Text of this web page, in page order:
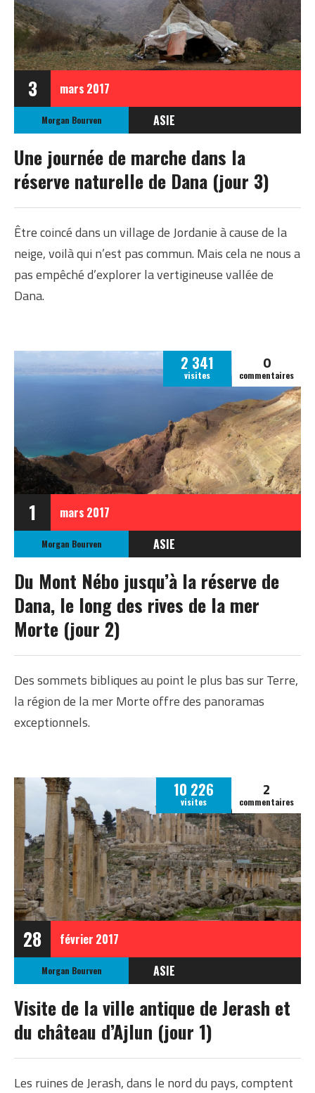
3 mars 2017
Morgan Bourven
ASIE
JORDANIE
Une journée de marche dans la
réserve naturelle de Dana (jour 3)
Être coincé dans un village de Jordanie à cause de la
neige, voilà qui n’est pas commun. Mais cela ne nous a
pas empêché d’explorer la vertigineuse vallée de
Dana.
1 mars 2017
2 341
visites
0
commentaires
Morgan Bourven
ASIE
JORDANIE
Du Mont Nébo jusqu’à la réserve de
Dana, le long des rives de la mer
Morte (jour 2)
Des sommets bibliques au point le plus bas sur Terre,
la région de la mer Morte offre des panoramas
exceptionnels.
28 février 2017
10 226
visites
2
commentaires
Morgan Bourven
ASIE
JORDANIE
Visite de la ville antique de Jerash et
du château d’Ajlun (jour 1)
Les ruines de Jerash, dans le nord du pays, comptent